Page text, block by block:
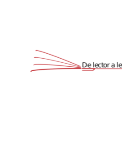
Suscríbete